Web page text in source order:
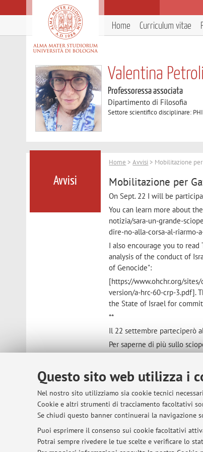
Questo sito web utilizza i
Nel nostro sito utilizziamo sia cookie tecnici
Cookie e altri strumenti di tracciamento facoltativi
Se chiudi questo banner continuerai la navigazione
Puoi esprimere il consenso sui cookie facoltativi
Potrai sempre rivedere le tue scelte e verificare lo
Home Curriculum vitae
Valentina
Professoressa associata
Dipartimento di Filosofia
Settore scientifico disciplinare:
Avvisi
Home >Avvisi > Mobilitazione
Mobilitazione per
On Sept. 22 I will be
You can learn more about
notizia/sara-un-grande-
dire-no-alla-corsa-al-
I also encourage you to
analysis of the conduct of
of Genocide":
[https://www.ohchr.org/
version/a-hrc-60-crp-3.pdf].
the State of Israel for
**
Il 22 settembre parteciperò
Per saperne di più sullo
sciopero-generale-per-
Invito anche a prendere
Settembre 2025, dal titolo
Prevention and Punishment
[https://www.ohchr.org/sites/
version/a-hrc-60-crp-
genocidarie, attraverso